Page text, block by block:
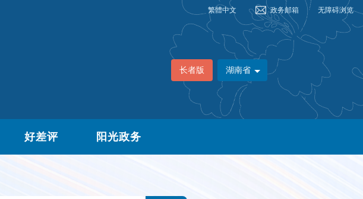
繁體中文 政务邮箱 无障碍浏览
长者版 湖南省
好差评 阳光政务